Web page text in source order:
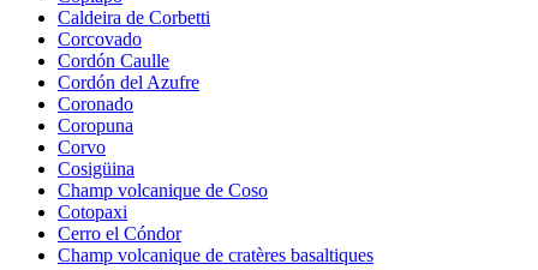
Caldeira de Corbetti
Corcovado
Cordón Caulle
Cordón del Azufre
Coronado
Coropuna
Corvo
Cosigüina
Champ volcanique de Coso
Cotopaxi
Cerro el Cóndor
Champ volcanique de cratères basaltiques